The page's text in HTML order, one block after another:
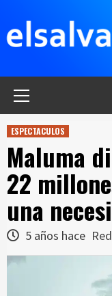
contenido
ESPECTACULOS
Maluma
22
una
5 años hace